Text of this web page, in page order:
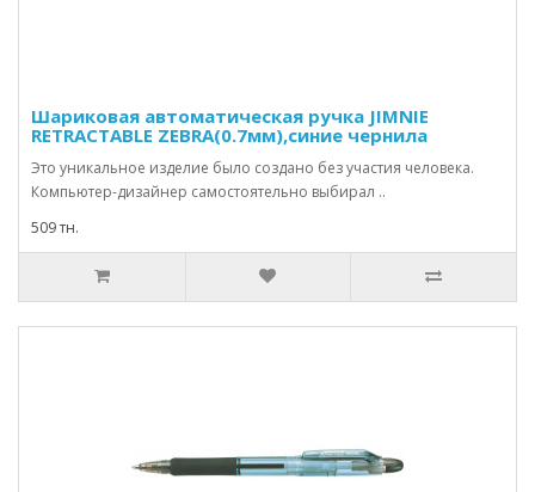
Шариковая автоматическая ручка JIMNIE
RETRACTABLE ZEBRA(0.7мм),синие чернила
Это уникальное изделие было создано без участия человека.
Компьютер-дизайнер самостоятельно выбирал ..
509 тн.